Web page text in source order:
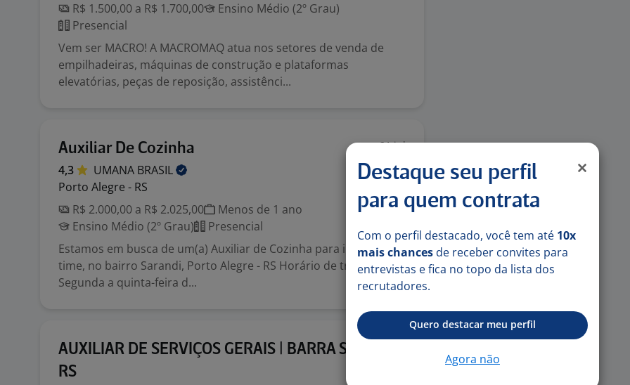
R$ 1.500,00 a R$ 1.700,00
Ensino Médio (2º Grau)
Presencial
Vem ser MACRO! A MACROMAQ atua nos setores de venda de
empilhadeiras, máquinas de construção e plataformas
elevatórias, peças de reposição, assistênci...
Auxiliar De Cozinha 21 jul
4,3 UMANA BRASIL
Porto Alegre - RS
R$ 2.000,00 a R$ 2.025,00
Menos de 1 ano
Ensino Médio (2º Grau)
Presencial
Estamos em busca de um(a) Auxiliar de Cozinha para integrar o
time, no bairro Sarandi, Porto Alegre - RS Horário de trabalho:
Segunda a quinta-feira d...
AUXILIAR DE SERVIÇOS GERAIS | BARRA SUL -
RS
Destaque seu perfil
para quem contrata
Com o perfil destacado, você tem até 10x
mais chances de receber convites para
entrevistas e fica no topo da lista dos
recrutadores.
Quero destacar meu perfil
Agora não